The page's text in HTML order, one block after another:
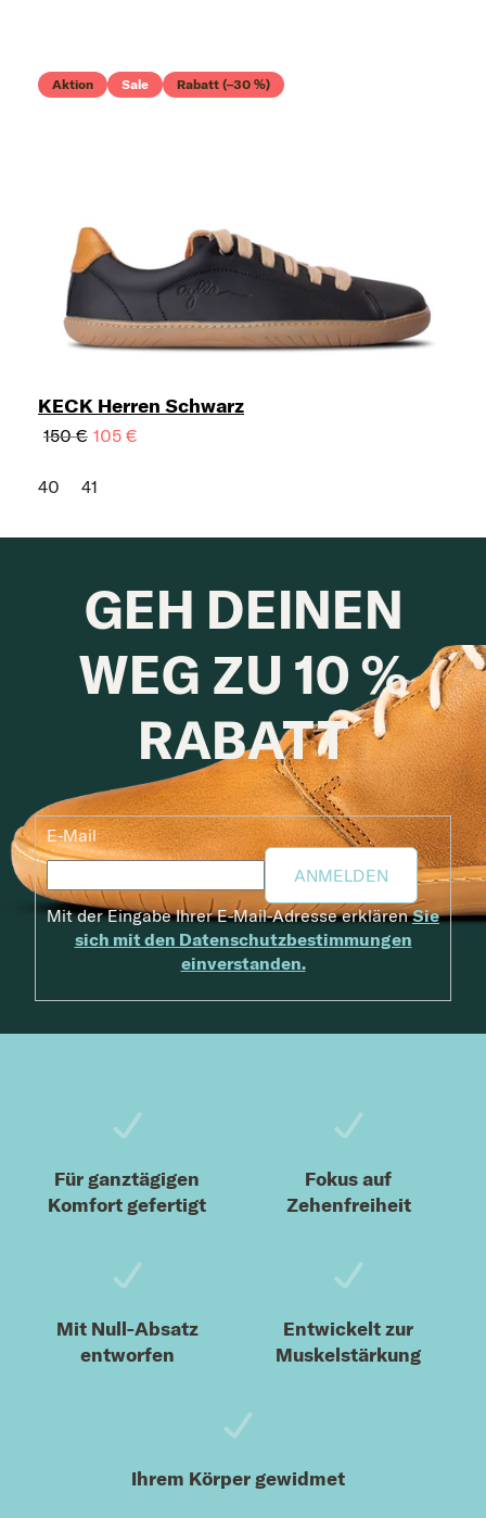
Aktion Sale Rabatt (–30 %)
KECK Herren Schwarz
150 € 105 €
40 41
GEH DEINEN
WEG ZU 10 %
RABATT
E-Mail
ANMELDEN
Mit der Eingabe Ihrer E-Mail-Adresse erklärenSie
sich mit den Datenschutzbestimmungen
einverstanden.
Für ganztägigen
Komfort gefertigt
Fokus auf
Zehenfreiheit
Mit Null-Absatz
entworfen
Entwickelt zur
Muskelstärkung
Ihrem Körper gewidmet